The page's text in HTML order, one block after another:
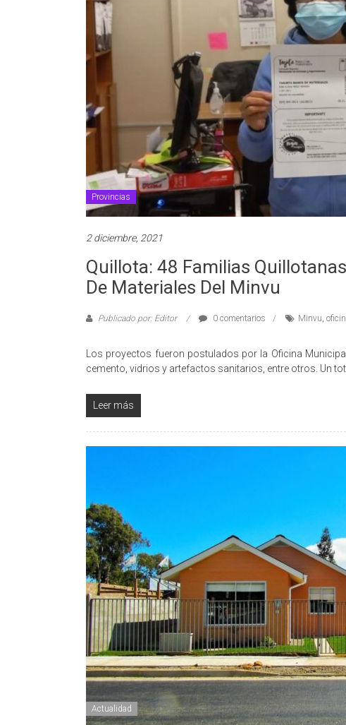
Provincias
2 diciembre, 2021
Quillota: 48 Familias
De Materiales Del Minvu
Publicado por: Editor 0 comentarios Minvu,
Los proyectos fueron postulados por la Oficina
cemento, vidrios y artefactos sanitarios, entre otros. Un
Leer más
Actualidad